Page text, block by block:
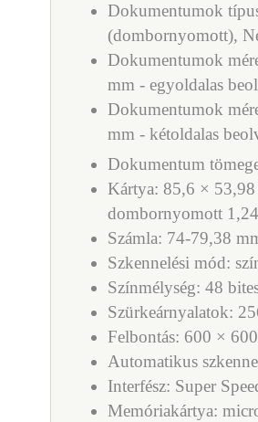
Dokumentumok
(dombornyomott),
Dokumentumok
mm - egyoldalas
Dokumentumok
mm - kétoldalas
Dokumentum
Kártya: 85,6 ×
dombornyomott
Számla: 74-79,38
Szkennelési mód:
Színmélység: 48
Szürkeárnyalatok:
Felbontás: 600 ×
Automatikus
Interfész: Super
Memóriakártya: